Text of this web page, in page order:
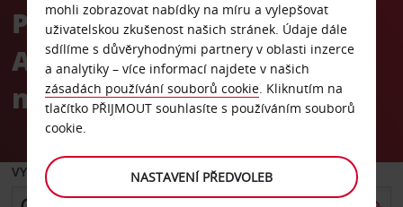
AvisPronájem auta letiště
Arturo Merino Benitez,
mezinárodní přílety
VYZVEDNOUT Z
mohli zobrazovat nabídky na míru a vylepšovat
uživatelskou zkušenost našich stránek. Údaje dále
sdílíme s důvěryhodnými partnery v oblasti inzerce
a analytiky – více informací najdete v našich
zásadách používání souborů cookie. Kliknutím na
tlačítko PŘIJMOUT souhlasíte s používáním souborů
cookie.
NASTAVENÍ PŘEDVOLEB